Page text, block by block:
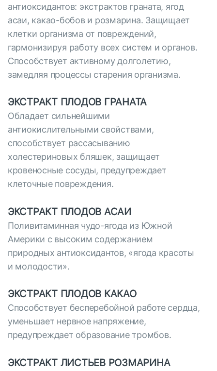
антиоксидантов: экстрактов граната, ягод
асаи, какао-бобов и розмарина. Защищает
клетки организма от повреждений,
гармонизируя работу всех систем и органов.
Способствует активному долголетию,
замедляя процессы старения организма.
ЭКСТРАКТ ПЛОДОВ ГРАНАТА
Обладает сильнейшими
антиокислительными свойствами,
способствует рассасыванию
холестериновых бляшек, защищает
кровеносные сосуды, предупреждает
клеточные повреждения.
ЭКСТРАКТ ПЛОДОВ АСАИ
Поливитаминная чудо-ягода из Южной
Америки с высоким содержанием
природных антиоксидантов, «ягода красоты
и молодости».
ЭКСТРАКТ ПЛОДОВ КАКАО
Способствует бесперебойной работе сердца,
уменьшает нервное напряжение,
предупреждает образование тромбов.
ЭКСТРАКТ ЛИСТЬЕВ РОЗМАРИНА